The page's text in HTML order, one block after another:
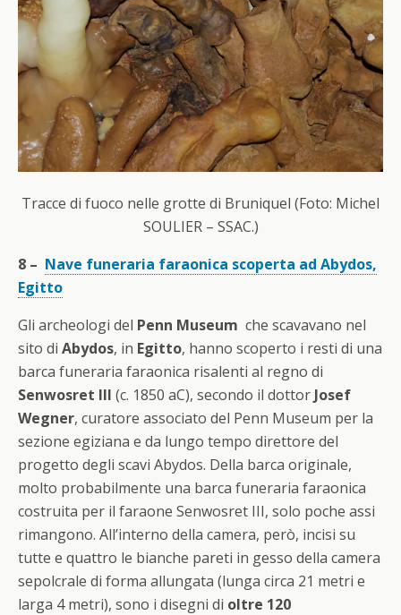
Tracce di fuoco nelle grotte di Bruniquel (Foto: Michel
SOULIER – SSAC.)
8 – Nave funeraria faraonica scoperta ad Abydos,
Egitto
Gli archeologi del Penn Museum che scavavano nel
sito di Abydos, in Egitto, hanno scoperto i resti di una
barca funeraria faraonica risalenti al regno di
Senwosret III (c. 1850 aC), secondo il dottor Josef
Wegner, curatore associato del Penn Museum per la
sezione egiziana e da lungo tempo direttore del
progetto degli scavi Abydos. Della barca originale,
molto probabilmente una barca funeraria faraonica
costruita per il faraone Senwosret III, solo poche assi
rimangono. All’interno della camera, però, incisi su
tutte e quattro le bianche pareti in gesso della camera
sepolcrale di forma allungata (lunga circa 21 metri e
larga 4 metri), sono i disegni di oltre 120